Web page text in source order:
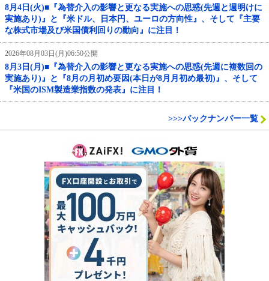
8月4日(火)■『為替介入の影響と更なる実施への思惑(先週と週明けに
実施あり)』と『米ドル、日本円、ユーロの方向性』、そして『主要
な株式市場及び米国債利回りの動向』に注目！
2026年08月03日(月)06:50公開
8月3日(月)■『為替介入の影響と更なる実施への思惑(先週に複数回の
実施あり)』と『8月の月初め要因(本日が8月月初め最初)』、そして
『米国のISM製造業指数の発表』に注目！
>>>バックナンバー一覧